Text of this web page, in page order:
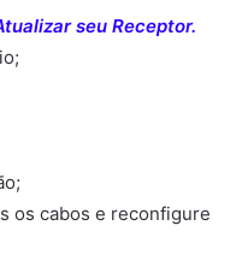
seu Receptor.
os cabos e reconfigure